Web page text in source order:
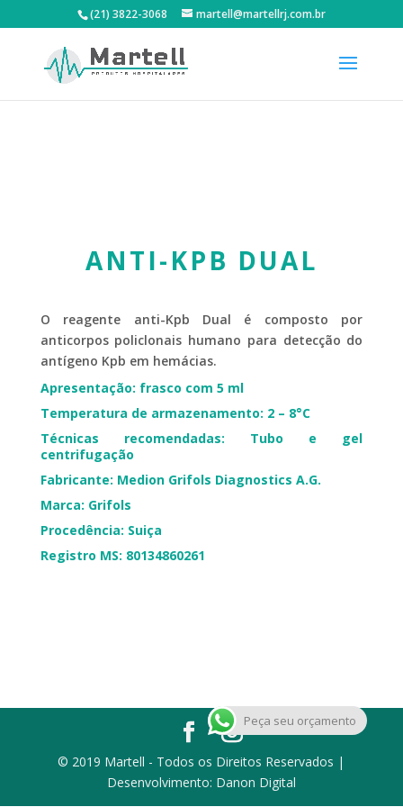
(21) 3822-3068 martell@martellrj.com.br
ANTI-KPB DUAL
O reagente anti-Kpb Dual é composto por
anticorpos policlonais humano para detecção do
antígeno Kpb em hemácias.
Apresentação: frasco com 5 ml
Temperatura de armazenamento: 2 – 8°C
Técnicas recomendadas: Tubo e gel
centrifugação
Fabricante: Medion Grifols Diagnostics A.G.
Marca: Grifols
Procedência: Suiça
Registro MS: 80134860261
© 2019 Martell - Todos os Direitos Reservados |
Desenvolvimento: Danon Digital
Peça seu orçamento